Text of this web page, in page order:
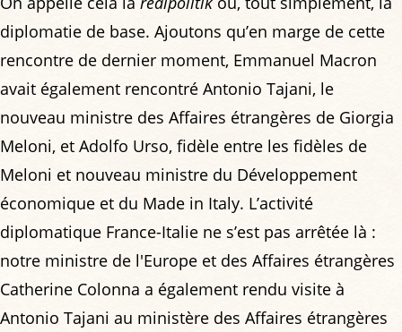
diplomatie de base. Ajoutons qu’en marge de cette
rencontre de dernier moment, Emmanuel Macron
avait également rencontré Antonio Tajani, le
nouveau ministre des Affaires étrangères de Giorgia
Meloni, et Adolfo Urso, fidèle entre les fidèles de
Meloni et nouveau ministre du Développement
économique et du Made in Italy. L’activité
diplomatique France-Italie ne s’est pas arrêtée là :
notre ministre de l'Europe et des Affaires étrangères
Catherine Colonna a également rendu visite à
Antonio Tajani au ministère des Affaires étrangères